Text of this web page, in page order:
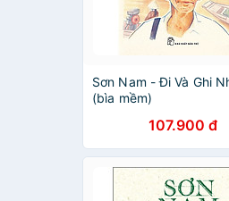
Sơn Nam - Đi Và Ghi
(bìa mềm)
107.900 đ